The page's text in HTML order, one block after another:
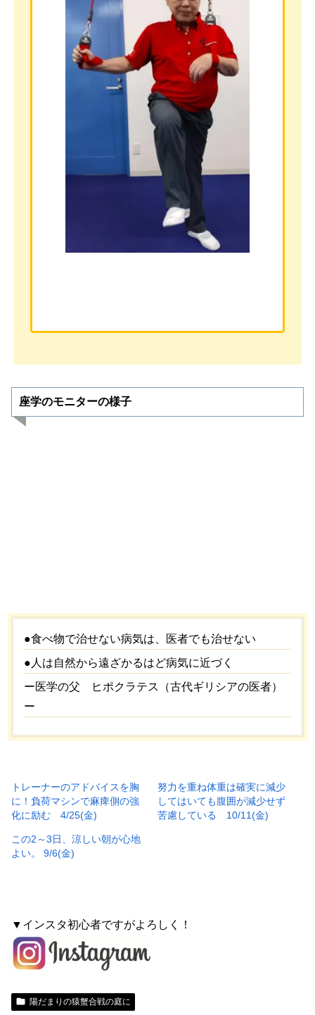
座学のモニターの様子
●食べ物で治せない病気は、医者でも治せない
●人は自然から遠ざかるはど病気に近づく
ー医学の父 ヒポクラテス（古代ギリシアの医者）
ー
トレーナーのアドバイスを胸
に！負荷マシンで麻痺側の強
化に励む 4/25(金)
努力を重ね体重は確実に減少
してはいても腹囲が減少せず
苦慮している 10/11(金)
この2～3日、涼しい朝が心地
よい。 9/6(金)
▼インスタ初心者ですがよろしく！
陽だまりの猿蟹合戦の庭に